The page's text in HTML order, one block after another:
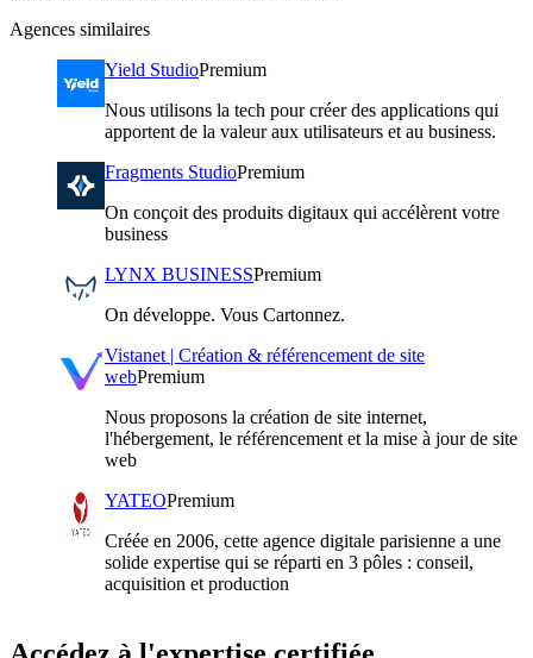
Agences similaires
Yield StudioPremium
Nous utilisons la tech pour créer des applications qui
apportent de la valeur aux utilisateurs et au business.
Fragments StudioPremium
On conçoit des produits digitaux qui accélèrent votre
business
LYNX BUSINESSPremium
On développe. Vous Cartonnez.
Vistanet | Création & référencement de site
webPremium
Nous proposons la création de site internet,
l'hébergement, le référencement et la mise à jour de site
web
YATEOPremium
Créée en 2006, cette agence digitale parisienne a une
solide expertise qui se réparti en 3 pôles : conseil,
acquisition et production